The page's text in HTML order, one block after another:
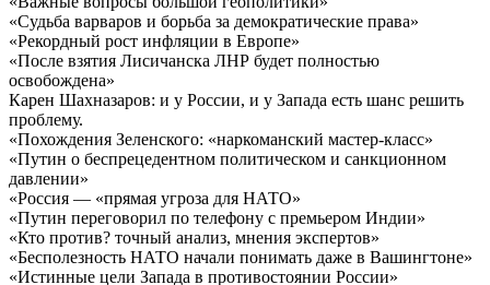
«Судьба варваров и борьба за демократические права»
«Рекордный рост инфляции в Европе»
«После взятия Лисичанска ЛНР будет полностью
освобождена»
Карен Шахназаров: и у России, и у Запада есть шанс решить
проблему.
«Похождения Зеленского: «наркоманский мастер-класс»
«Путин о беспрецедентном политическом и санкционном
давлении»
«Россия — «прямая угроза для НАТО»
«Путин переговорил по телефону с премьером Индии»
«Кто против? точный анализ, мнения экспертов»
«Бесполезность НАТО начали понимать даже в Вашингтоне»
«Истинные цели Запада в противостоянии России»